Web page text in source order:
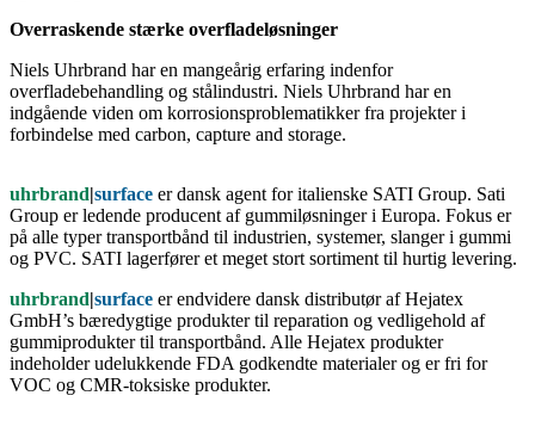
Overraskende stærke overfladeløsninger
Niels Uhrbrand har en mangeårig erfaring indenfor
overfladebehandling og stålindustri. Niels Uhrbrand har en
indgående viden om korrosionsproblematikker fra projekter i
forbindelse med carbon, capture and storage.
uhrbrand|surface er dansk agent for italienske SATI Group. Sati
Group er ledende producent af gummiløsninger i Europa. Fokus er
på alle typer transportbånd til industrien, systemer, slanger i gummi
og PVC. SATI lagerfører et meget stort sortiment til hurtig levering.
uhrbrand|surface er endvidere dansk distributør af Hejatex
GmbH’s bæredygtige produkter til reparation og vedligehold af
gummiprodukter til transportbånd. Alle Hejatex produkter
indeholder udelukkende FDA godkendte materialer og er fri for
VOC og CMR-toksiske produkter.